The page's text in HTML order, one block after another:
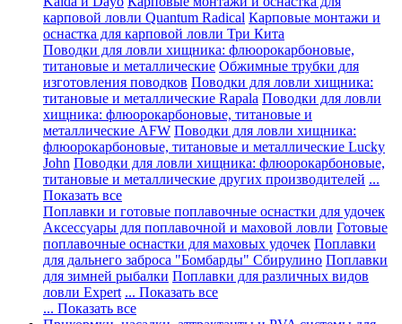
карповой ловли Quantum Radical Карповые монтажи и
оснастка для карповой ловли Три Кита
Поводки для ловли хищника: флюорокарбоновые,
титановые и металлические Обжимные трубки для
изготовления поводков Поводки для ловли хищника:
титановые и металлические Rapala Поводки для ловли
хищника: флюорокарбоновые, титановые и
металлические AFW Поводки для ловли хищника:
флюорокарбоновые, титановые и металлические Lucky
John Поводки для ловли хищника: флюорокарбоновые,
титановые и металлические других производителей ...
Показать все
Поплавки и готовые поплавочные оснастки для удочек
Аксессуары для поплавочной и маховой ловли Готовые
поплавочные оснастки для маховых удочек Поплавки
для дальнего заброса "Бомбарды" Сбирулино Поплавки
для зимней рыбалки Поплавки для различных видов
ловли Expert ... Показать все
... Показать все